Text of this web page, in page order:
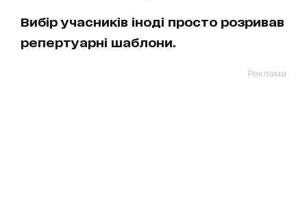
Вибір учасників іноді просто розривав
репертуарні шаблони.
Реклама